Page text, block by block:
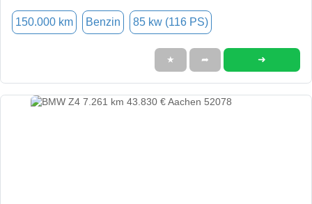
150.000 km Benzin 85 kw (116 PS)
★ ➦ ➜